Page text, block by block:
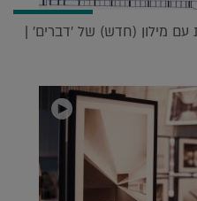
עם מילון (חדש) של 'דברים' |